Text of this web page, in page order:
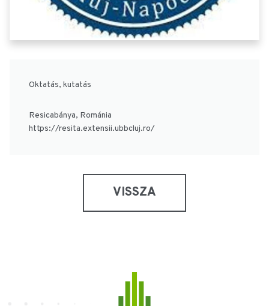
Oktatás, kutatás
Resicabánya, Románia
https://resita.extensii.ubbcluj.ro/
VISSZA